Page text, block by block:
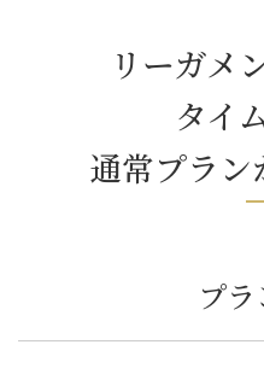
リーガメ
タイ
通常プラ
プ